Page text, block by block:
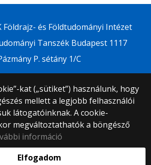
kat („sütiket”) használunk, hogy
mellett a legjobb felhasználói
látogatóinknak. A cookie-
megváltoztathatók a böngésző
információ
Elfogadom
Földrajz- és Földtudományi Intézet
Tanszék Budapest 1117
P. sétány 1/C
Loránd Tudományegyetem
jog fenntartva.
Egyetem tér 1–3.
telefonszám: +36 1 411 6500